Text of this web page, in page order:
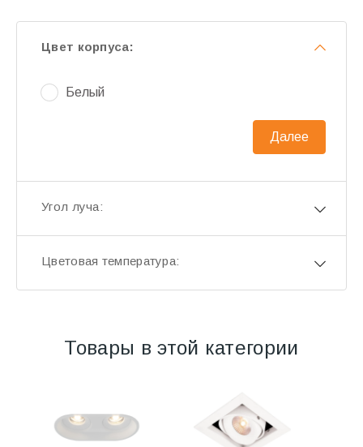
Цвет корпуса:
Белый
Далее
Угол луча:
Цветовая температура:
Товары в этой категории